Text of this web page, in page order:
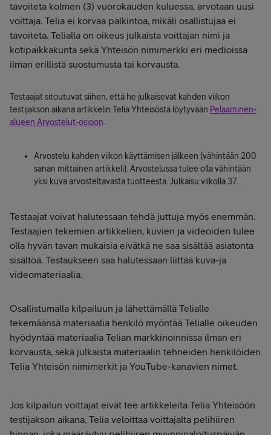
tavoiteta kolmen (3) vuorokauden kuluessa, arvotaan uusi
voittaja. Telia ei korvaa palkintoa, mikäli osallistujaa ei
tavoiteta. Telialla on oikeus julkaista voittajan nimi ja
kotipaikkakunta sekä Yhteisön nimimerkki eri medioissa
ilman erillistä suostumusta tai korvausta.
Testaajat sitoutuvat siihen, että he julkaisevat kahden viikon
testijakson aikana artikkelin Telia Yhteisöstä löytyvään Pelaaminen-
alueen Arvostelut-osioon.
Arvostelu kahden viikon käyttämisen jälkeen (vähintään 200
sanan mittainen artikkeli). Arvostelussa tulee olla vähintään
yksi kuva arvosteltavasta tuotteesta. Julkaisu viikolla 37.
Testaajat voivat halutessaan tehdä juttuja myös enemmän.
Testaajien tekemien artikkelien, kuvien ja videoiden tulee
olla hyvän tavan mukaisia eivätkä ne saa sisältää asiatonta
sisältöä. Testaukseen saa halutessaan liittää kuva-ja
videomateriaalia.
Osallistumalla kilpailuun ja lähettämällä Telialle
tekemäänsä materiaalia henkilö myöntää Telialle oikeuden
hyödyntää materiaalia Telian markkinoinnissa ilman eri
korvausta, sekä julkaista materiaalin tehneiden henkilöiden
Telia Yhteisön nimimerkit ja YouTube-kanavien nimet.
Jos kilpailun voittajat eivät tee artikkeleita Telia Yhteisöön
testijakson aikana, Telia veloittaa voittajalta pelihiiren